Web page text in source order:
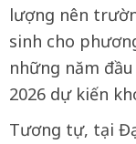
lượng nên
sinh cho
những năm
2026 dự kiến
Tương tự, tại